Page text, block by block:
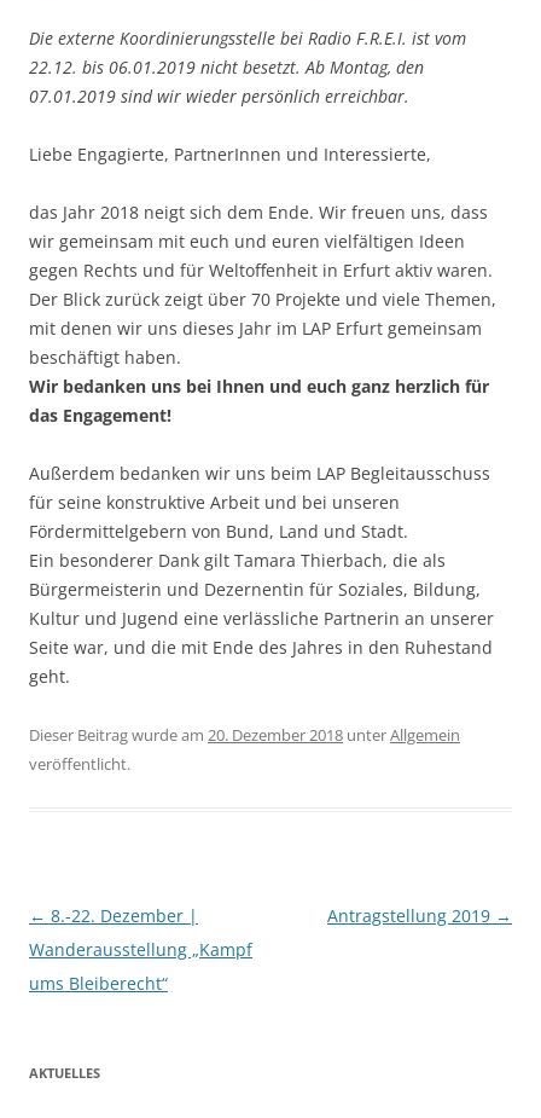
Die externe Koordinierungsstelle bei Radio F.R.E.I. ist vom
22.12. bis 06.01.2019 nicht besetzt. Ab Montag, den
07.01.2019 sind wir wieder persönlich erreichbar.
Liebe Engagierte, PartnerInnen und Interessierte,
das Jahr 2018 neigt sich dem Ende. Wir freuen uns, dass
wir gemeinsam mit euch und euren vielfältigen Ideen
gegen Rechts und für Weltoffenheit in Erfurt aktiv waren.
Der Blick zurück zeigt über 70 Projekte und viele Themen,
mit denen wir uns dieses Jahr im LAP Erfurt gemeinsam
beschäftigt haben.
Wir bedanken uns bei Ihnen und euch ganz herzlich für
das Engagement!
Außerdem bedanken wir uns beim LAP Begleitausschuss
für seine konstruktive Arbeit und bei unseren
Fördermittelgebern von Bund, Land und Stadt.
Ein besonderer Dank gilt Tamara Thierbach, die als
Bürgermeisterin und Dezernentin für Soziales, Bildung,
Kultur und Jugend eine verlässliche Partnerin an unserer
Seite war, und die mit Ende des Jahres in den Ruhestand
geht.
Dieser Beitrag wurde am 20. Dezember 2018 unterAllgemein
veröffentlicht.
Beitragsnavigation
← 8.-22. Dezember |
Wanderausstellung „Kampf
ums Bleiberecht“
Antragstellung 2019 →
AKTUELLES